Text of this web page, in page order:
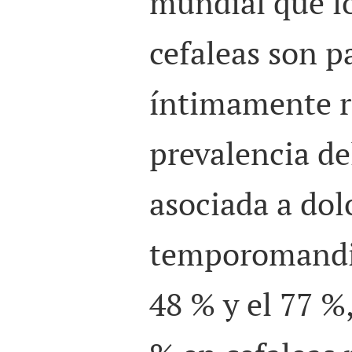
cefaleas son
íntimamente
prevalencia
asociada a
48 % y el 77